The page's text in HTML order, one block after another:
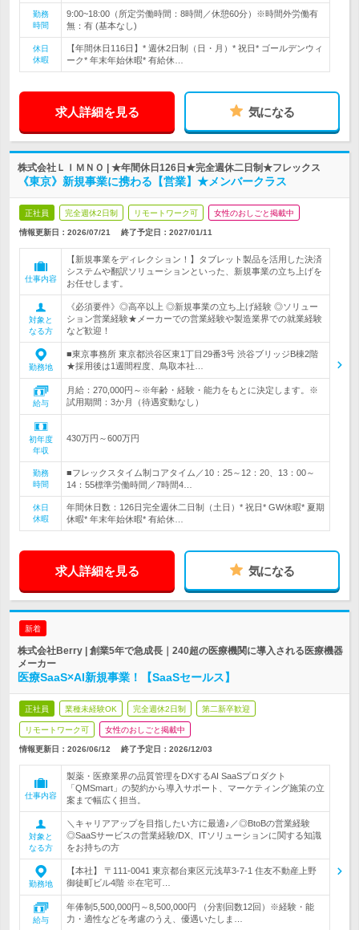
勤務
時間
9:00~18:00（所定労働時間：8時間／休憩60分）※時間外労働有
無：有 (基本なし)
休日
休暇
【年間休日116日】* 週休2日制（日・月）* 祝日* ゴールデンウィ
ーク* 年末年始休暇* 有給休…
求人詳細を見る 気になる
株式会社ＬＩＭＮＯ | ★年間休日126日★完全週休二日制★フレックス
《東京》新規事業に携わる【営業】★メンバークラス
正社員 完全週休2日制 リモートワーク可 女性のおしごと掲載中
情報更新日：2026/07/21 終了予定日： 2027/01/11
仕事内容
【新規事業をディレクション！】タブレット製品を活用した決済
システムや翻訳ソリューションといった、新規事業の立ち上げを
お任せします。
対象と
なる方
《必須要件》◎高卒以上 ◎新規事業の立ち上げ経験 ◎ソリュー
ション営業経験★メーカーでの営業経験や製造業界での就業経験
など歓迎！
勤務地
■東京事務所 東京都渋谷区東1丁目29番3号 渋谷ブリッジB棟2階
★採用後は1週間程度、鳥取本社…
給与
月給：270,000円～※年齢・経験・能力をもとに決定します。※
試用期間：3か月（待遇変動なし）
初年度
年収
430万円～600万円
勤務
時間
■フレックスタイム制コアタイム／10：25～12：20、13：00～
14：55標準労働時間／7時間4…
休日
休暇
年間休日数：126日完全週休二日制（土日）* 祝日* GW休暇* 夏期
休暇* 年末年始休暇* 有給休…
求人詳細を見る 気になる
新着
株式会社Berry | 創業5年で急成長｜240超の医療機関に導入される医療機器
メーカー
医療SaaS×AI新規事業！【SaaSセールス】
正社員 業種未経験OK 完全週休2日制 第二新卒歓迎
リモートワーク可 女性のおしごと掲載中
情報更新日：2026/06/12 終了予定日： 2026/12/03
仕事内容
製薬・医療業界の品質管理をDXするAI SaaSプロダクト
「QMSmart」の契約から導入サポート、マーケティング施策の立
案まで幅広く担当。
対象と
なる方
＼キャリアアップを目指したい方に最適♪／◎BtoBの営業経験
◎SaaSサービスの営業経験/DX、ITソリューションに関する知識
をお持ちの方
勤務地
【本社】 〒111-0041 東京都台東区元浅草3-7-1 住友不動産上野
御徒町ビル4階 ※在宅可…
給与
年俸制5,500,000円～8,500,000円 （分割回数12回）※経験・能
力・適性などを考慮のうえ、優遇いたしま…